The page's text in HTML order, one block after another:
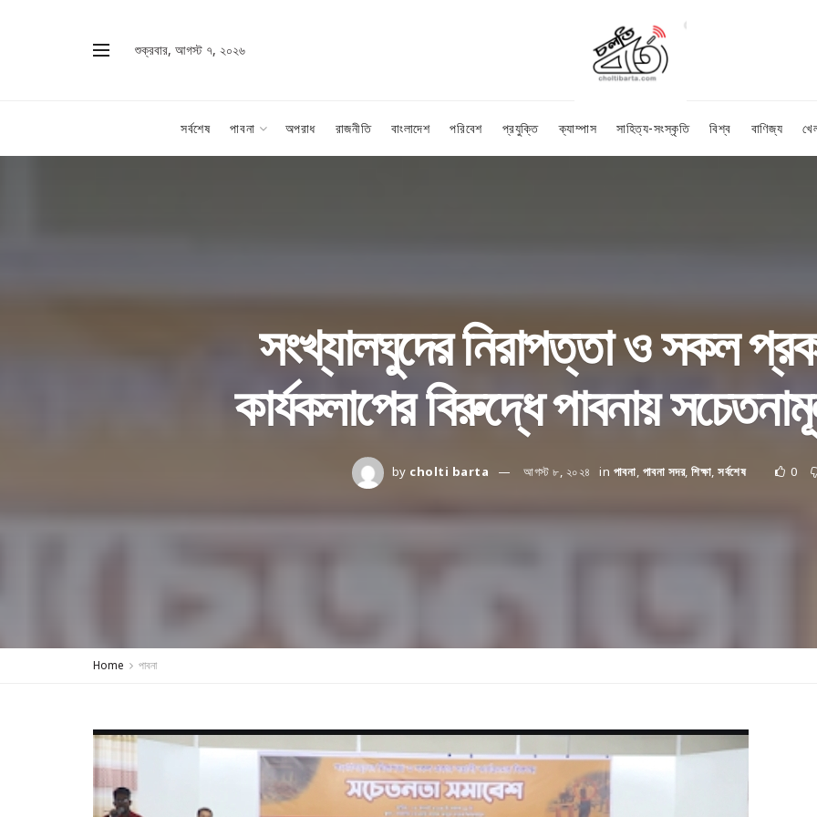
শুক্রবার, আগস্ট ৭, ২০২৬
সর্বশেষ পাবনা অপরাধ রাজনীতি বাংলাদেশ পরিবেশ প্রযুক্তি ক্যাম্পাস সাহিত্য-সংস্কৃতি বিশ্ব বাণিজ্য
সংখ্যালঘুদের নিরাপত্তা ও সকল
কার্যকলাপের বিরুদ্ধে পাবনায়
by cholti barta আগস্ট ৮, ২০২৪ in পাবনা, পাবনা সদর,শিক্ষা,সর্বশেষ 0
Home পাবনা